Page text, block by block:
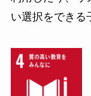
い選択をできる